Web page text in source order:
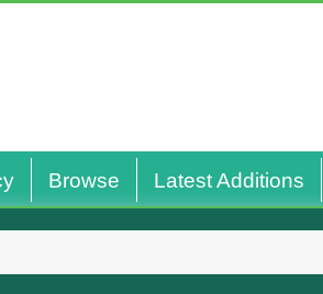
Browse Latest Additions